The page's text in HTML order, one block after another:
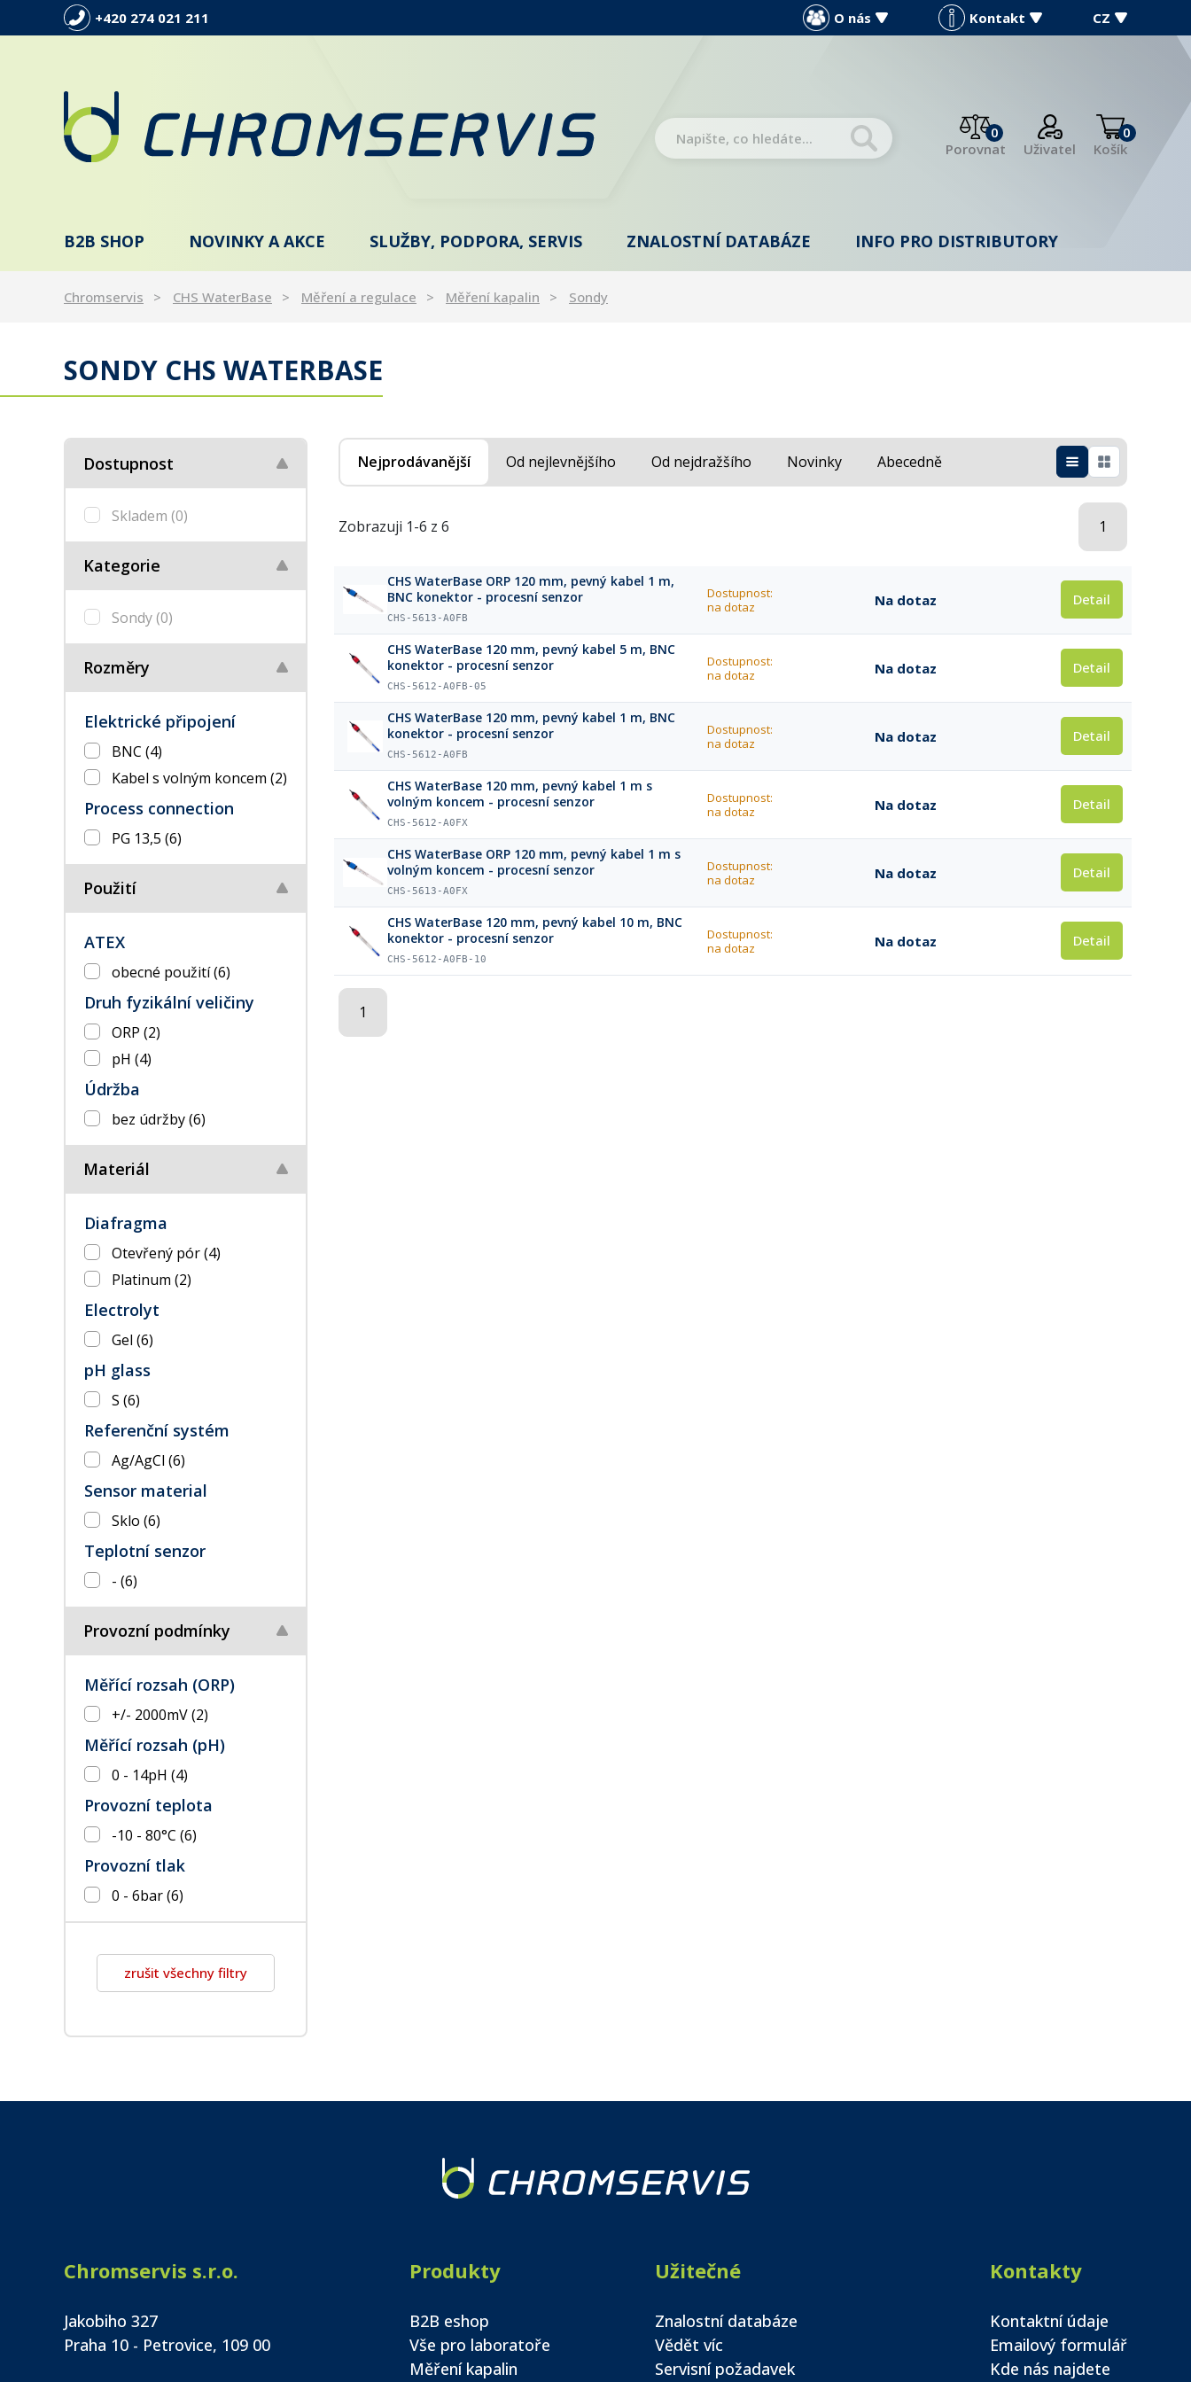
+420 274 021 211 O nás Kontakt CZ
0
Porovnat
Uživatel
0
Košík
B2B SHOP NOVINKY A AKCE SLUŽBY, PODPORA, SERVIS ZNALOSTNÍ DATABÁZE INFO PRO DISTRIBUTORY
Chromservis CHS WaterBase Měření a regulace Měření kapalin Sondy
SONDY CHS WATERBASE
Dostupnost
Skladem (0)
Kategorie
Sondy(0)
Rozměry
Elektrické připojení
BNC (4)
Kabel s volným koncem (2)
Process connection
PG 13,5 (6)
Použití
ATEX
obecné použití(6)
Druh fyzikální veličiny
ORP (2)
pH (4)
Údržba
bez údržby(6)
Materiál
Diafragma
Otevřený pór(4)
Platinum (2)
Electrolyt
Gel (6)
pH glass
S (6)
Referenční systém
Ag/AgCl (6)
Sensor material
Sklo (6)
Teplotní senzor
- (6)
Provozní podmínky
Měřící rozsah (ORP)
+/- 2000mV(2)
Měřící rozsah (pH)
0 - 14pH (4)
Provozní teplota
-10 - 80°C (6)
Provozní tlak
0 - 6bar(6)
zrušit všechny filtry
Nejprodávanější Od nejlevnějšího Od nejdražšího Novinky Abecedně
Zobrazuji 1-6 z 6 1
CHS WaterBase ORP 120 mm, pevný kabel 1 m,
BNC konektor - procesní senzor
CHS-5613-A0FB
Dostupnost:
na dotaz
Na dotaz Detail
CHS WaterBase 120 mm, pevný kabel 5 m, BNC
konektor - procesní senzor
CHS-5612-A0FB-05
Dostupnost:
na dotaz
Na dotaz Detail
CHS WaterBase 120 mm, pevný kabel 1 m, BNC
konektor - procesní senzor
CHS-5612-A0FB
Dostupnost:
na dotaz
Na dotaz Detail
CHS WaterBase 120 mm, pevný kabel 1 m s
volným koncem - procesní senzor
CHS-5612-A0FX
Dostupnost:
na dotaz
Na dotaz Detail
CHS WaterBase ORP 120 mm, pevný kabel 1 m s
volným koncem - procesní senzor
CHS-5613-A0FX
Dostupnost:
na dotaz
Na dotaz Detail
CHS WaterBase 120 mm, pevný kabel 10 m, BNC
konektor - procesní senzor
CHS-5612-A0FB-10
Dostupnost:
na dotaz
Na dotaz Detail
1
Chromservis s.r.o.
Jakobiho 327
Praha 10 - Petrovice, 109 00
Produkty
B2B eshop
Vše pro laboratoře
Měření kapalin
Užitečné
Znalostní databáze
Vědět víc
Servisní požadavek
Kontakty
Kontaktní údaje
Emailový formulář
Kde nás najdete